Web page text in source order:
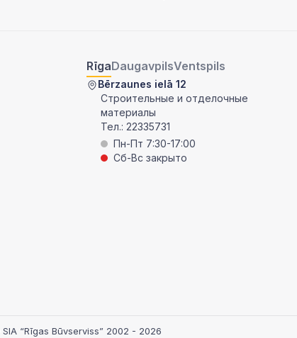
RīgaDaugavpilsVentspils
Bērzaunes ielā 12
Строительные и отделочные
материалы
Тел.: 22335731
Пн-Пт 7:30-17:00
Сб-Вс закрыто
“Rīgas Būvserviss” 2002 - 2026